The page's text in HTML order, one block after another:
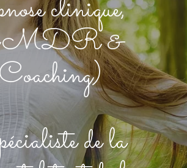
clinique,
&
Coaching)
de la